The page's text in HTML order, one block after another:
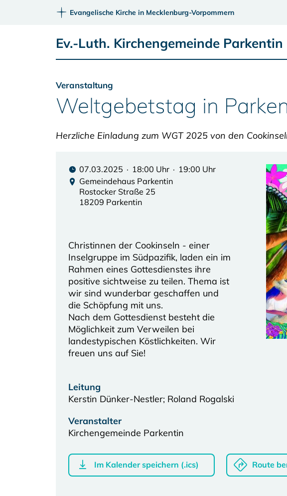
Evangelische Kirche in Mecklenburg-Vorpommern
Ev.-Luth. Kirchengemeinde Parkentin
Veranstaltung
Weltgebetstag in
Herzliche Einladung zum WGT 2025 von den
07.03.2025 · 18:00 Uhr · 19:00 Uhr
Gemeindehaus Parkentin
Rostocker Straße 25
18209 Parkentin
Christinnen der Cookinseln - einer
Inselgruppe im Südpazifik, laden ein im
Rahmen eines Gottesdienstes ihre
positive sichtweise zu teilen. Thema ist
wir sind wunderbar geschaffen und
die Schöpfung mit uns.
Nach dem Gottesdienst besteht die
Möglichkeit zum Verweilen bei
landestypischen Köstlichkeiten. Wir
freuen uns auf Sie!
Leitung
Kerstin Dünker-Nestler; Roland Rogalski
Veranstalter
Kirchengemeinde Parkentin
Im Kalender speichern (.ics) Route